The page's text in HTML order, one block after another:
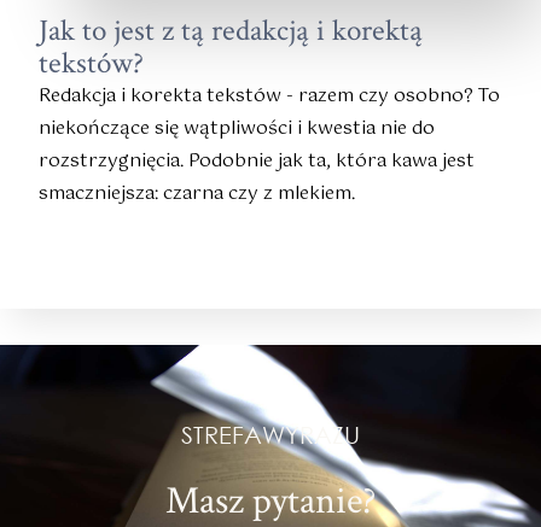
Jak to jest z tą redakcją i korektą
tekstów?
Redakcja i korekta tekstów - razem czy osobno? To
niekończące się wątpliwości i kwestia nie do
rozstrzygnięcia. Podobnie jak ta, która kawa jest
smaczniejsza: czarna czy z mlekiem.
STREFAWYRAZU
Masz pytanie?